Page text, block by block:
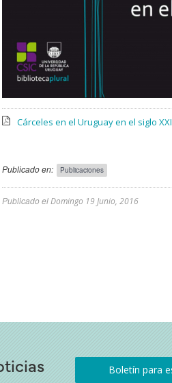
Cárceles en el Uruguay en el siglo XXI
Publicado en: Publicaciones
Publicado elDomingo 19 Junio, 2016